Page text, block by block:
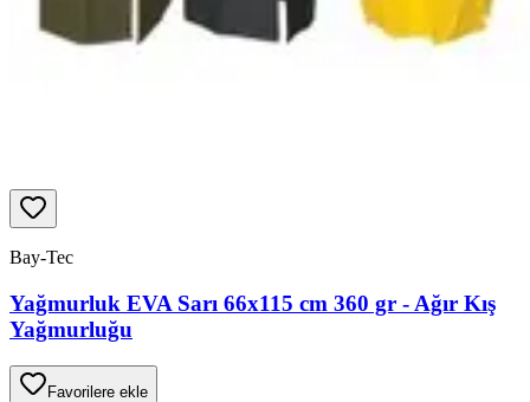
Bay-Tec
Yağmurluk EVA Sarı 66x115 cm 360 gr - Ağır Kış
Yağmurluğu
Favorilere ekle